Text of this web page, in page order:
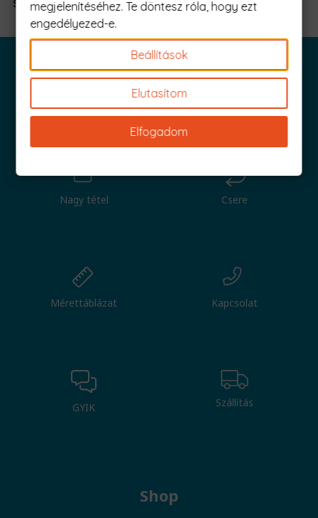
Szójáték
tól
Szójáték
Iratkozz fel és küldjük is az 1000 Ft értékű kuponod!
Nagy tétel Csere
Mérettáblázat Kapcsolat
GYIK Szállítás
Shop
megjelenítéséhez. Te döntesz róla, hogy ezt
engedélyezed-e.
Beállítások
Elutasítom
Elfogadom